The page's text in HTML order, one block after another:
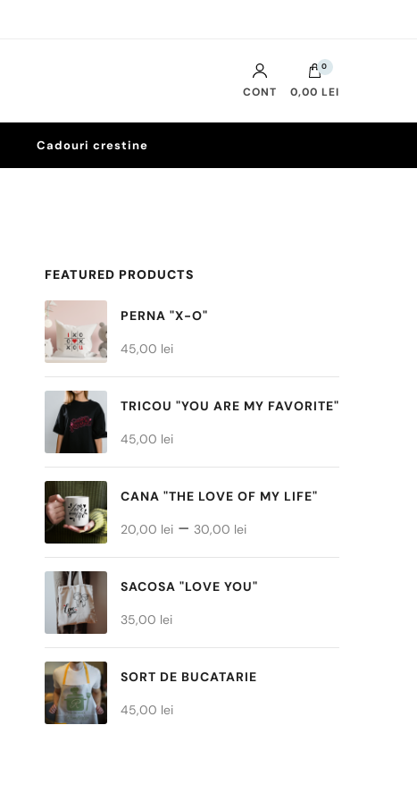
CONT
0
0,00 LEI
Cadouri crestine
FEATURED PRODUCTS
PERNA "X-O"
45,00 lei
TRICOU "YOU ARE MY FAVORITE"
45,00 lei
CANA "THE LOVE OF MY LIFE"
20,00 lei – 30,00 leiInterval
de
prețuri:
30,00 lei
SACOSA "LOVE YOU"
35,00 lei
SORT DE BUCATARIE
45,00 lei